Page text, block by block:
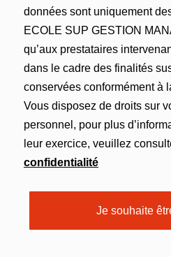
données sont uniquement
ECOLE SUP GESTION
qu’aux prestataires
dans le cadre des finalités
conservées conformément à
Vous disposez de droits sur
personnel, pour plus
leur exercice, veuillez
confidentialité
Je souhaite